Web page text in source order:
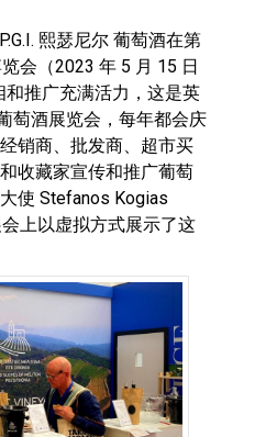
熙瑟尼尔 葡萄酒在第
会（2023 年 5 月 15 日
和推广充满活力，这是英
萄酒展览会，每年都会庆
销商、批发商、超市买
收藏家宣传和推广葡萄
使 Stefanos Kogias
会上以虚拟方式展示了这